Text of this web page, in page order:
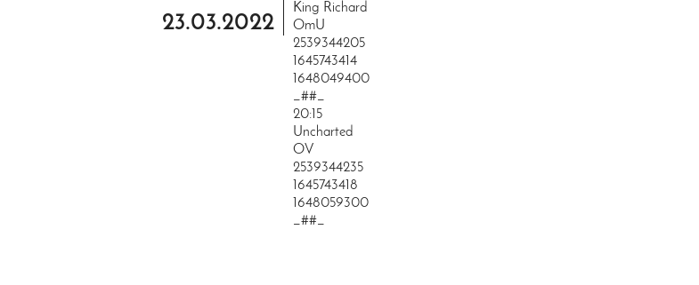
23.03.2022
King Richard
OmU
2539344205
1645743414
1648049400
_##_
20:15
Uncharted
OV
2539344235
1645743418
1648059300
_##_